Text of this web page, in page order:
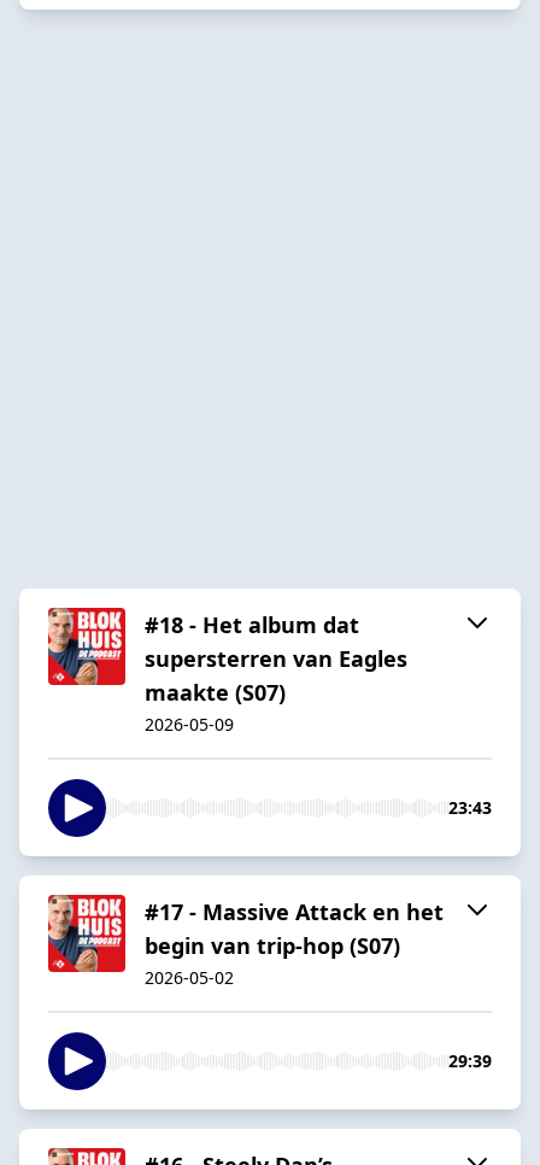
#18 - Het album dat
supersterren van Eagles
maakte (S07)
2026-05-09
23:43
#17 - Massive Attack en het
begin van trip-hop (S07)
2026-05-02
29:39